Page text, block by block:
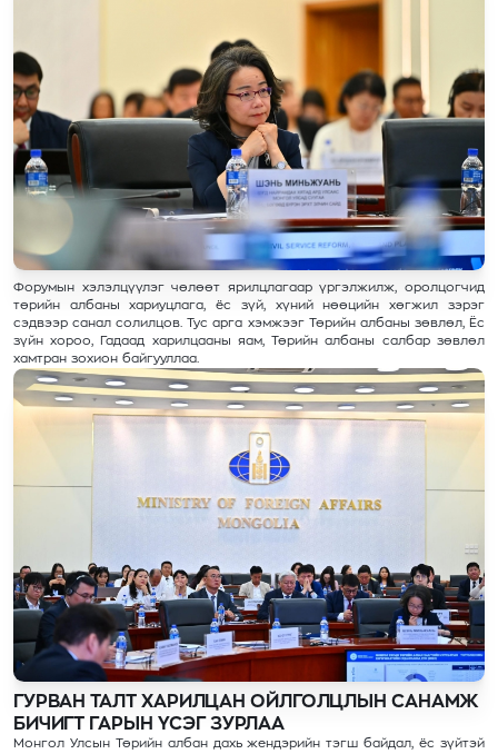
Форумын хэлэлцүүлэг чөлөөт ярилцлагаар үргэлжилж, оролцогчид
төрийн албаны хариуцлага, ёс зүй, хүний нөөцийн хөгжил зэрэг
сэдвээр санал солилцов. Тус арга хэмжээг Төрийн албаны зөвлөл, Ёс
зүйн хороо, Гадаад харилцааны яам, Төрийн албаны салбар зөвлөл
хамтран зохион байгууллаа.
ГУРВАН ТАЛТ ХАРИЛЦАН ОЙЛГОЛЦЛЫН САНАМЖ
БИЧИГТ ГАРЫН ҮСЭГ ЗУРЛАА
Монгол Улсын Төрийн албан дахь жендэрийн тэгш байдал, ёс зүйтэй